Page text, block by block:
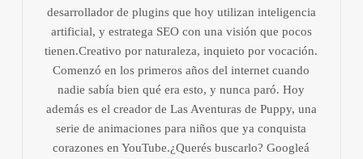
desarrollador de plugins que hoy utilizan inteligencia
artificial, y estratega SEO con una visión que pocos
tienen.Creativo por naturaleza, inquieto por vocación.
Comenzó en los primeros años del internet cuando
nadie sabía bien qué era esto, y nunca paró. Hoy
además es el creador de Las Aventuras de Puppy, una
serie de animaciones para niños que ya conquista
corazones en YouTube.¿Querés buscarlo? Googleá